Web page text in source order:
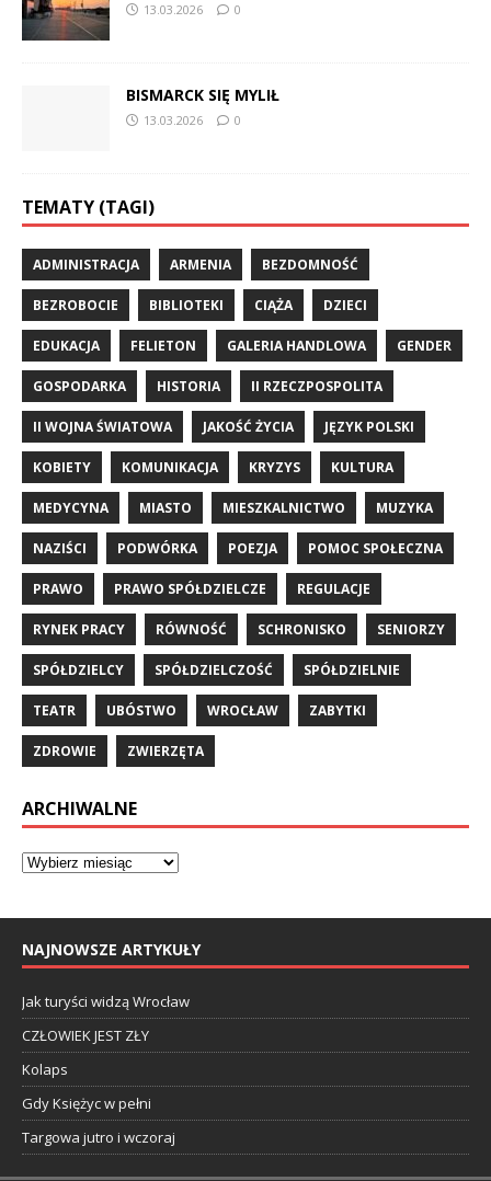
13.03.2026 0
BISMARCK SIĘ MYLIŁ
13.03.2026 0
TEMATY (TAGI)
ADMINISTRACJA ARMENIA BEZDOMNOŚĆ
BEZROBOCIE BIBLIOTEKI CIĄŻA DZIECI
EDUKACJA FELIETON GALERIA HANDLOWA GENDER
GOSPODARKA HISTORIA II RZECZPOSPOLITA
II WOJNA ŚWIATOWA JAKOŚĆ ŻYCIA JĘZYK POLSKI
KOBIETY KOMUNIKACJA KRYZYS KULTURA
MEDYCYNA MIASTO MIESZKALNICTWO MUZYKA
NAZIŚCI PODWÓRKA POEZJA POMOC SPOŁECZNA
PRAWO PRAWO SPÓŁDZIELCZE REGULACJE
RYNEK PRACY RÓWNOŚĆ SCHRONISKO SENIORZY
SPÓŁDZIELCY SPÓŁDZIELCZOŚĆ SPÓŁDZIELNIE
TEATR UBÓSTWO WROCŁAW ZABYTKI
ZDROWIE ZWIERZĘTA
ARCHIWALNE
NAJNOWSZE ARTYKUŁY
Jak turyści widzą Wrocław
CZŁOWIEK JEST ZŁY
Kolaps
Gdy Księżyc w pełni
Targowa jutro i wczoraj